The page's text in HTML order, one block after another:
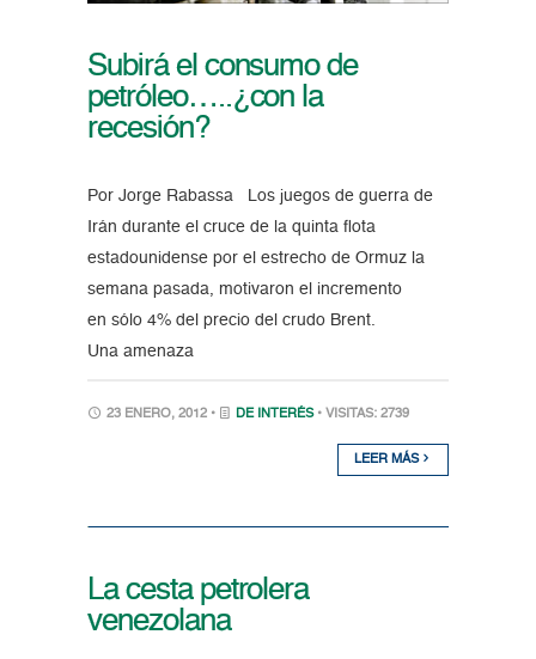
Subirá el consumo de
petróleo…..¿con la
recesión?
Por Jorge Rabassa Los juegos de guerra de
Irán durante el cruce de la quinta flota
estadounidense por el estrecho de Ormuz la
semana pasada, motivaron el incremento
en sólo 4% del precio del crudo Brent.
Una amenaza
23 ENERO, 2012 • DE INTERÉS • VISITAS: 2739
LEER MÁS
La cesta petrolera
venezolana